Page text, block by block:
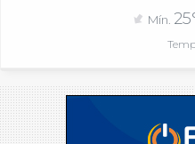
Mín.